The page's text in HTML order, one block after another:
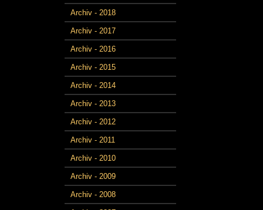
Archiv - 2018
Archiv - 2017
Archiv - 2016
Archiv - 2015
Archiv - 2014
Archiv - 2013
Archiv - 2012
Archiv - 2011
Archiv - 2010
Archiv - 2009
Archiv - 2008